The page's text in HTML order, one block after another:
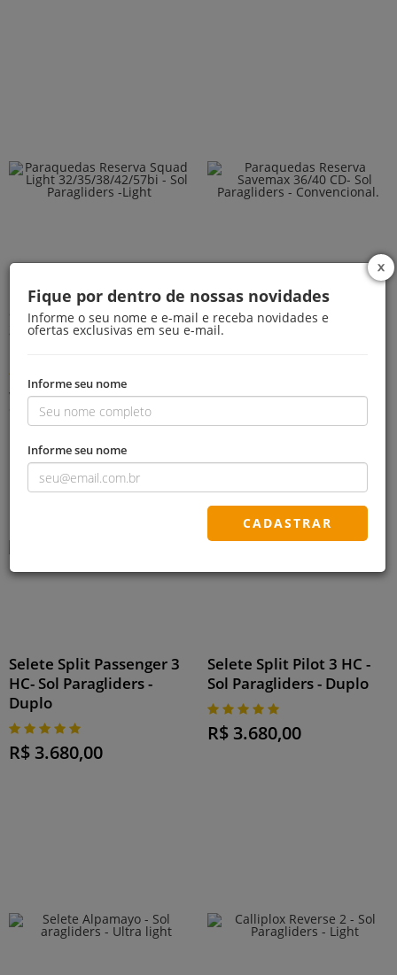
Paraquedas Reserva
Squad Light
32/35/38/42/57bi - Sol
Valores e condições sob
consulta
Paraquedas Reserva
Savemax 36/40 CD- Sol
Paragliders -
R$ 3.280,00
Selete Split Passenger 3
HC- Sol Paragliders -
Duplo
R$ 3.680,00
Selete Split Pilot 3 HC -
Sol Paragliders - Duplo
R$ 3.680,00
Fique por dentro de nossas novidades
Informe o seu nome e e-mail e receba novidades e
ofertas exclusivas em seu e-mail.
Informe seu nome
Informe seu nome
CADASTRAR